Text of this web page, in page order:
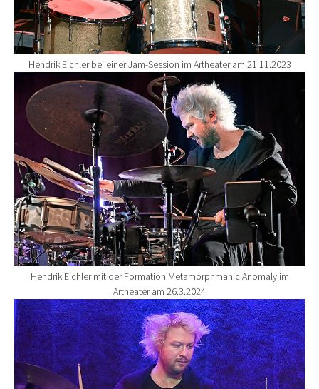
Hendrik Eichler bei einer Jam-Session im Artheater am 21.11.2023
Show larger version for:
Hendrik Eichler mit der Formation Metamorphmanic Anomaly im
Artheater am 26.3.2024
Show larger version for: